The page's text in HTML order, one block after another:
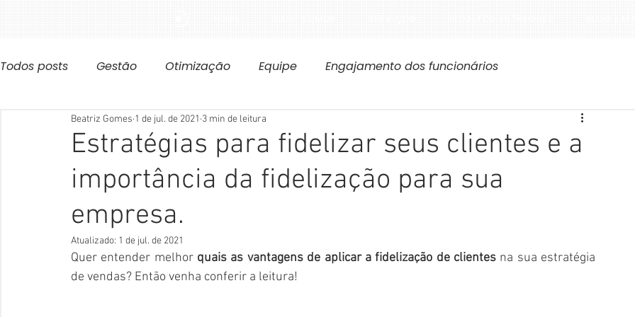
Todos posts Gestão Otimização Equipe Engajamento dos funcionários
Estratégias para fidelizar seus clientes e a
importância da fidelização para sua
empresa.
Beatriz Gomes 1 de jul. de 2021 3 min de leitura
Atualizado: 1 de jul. de 2021
Quer entender melhor quais as vantagens de aplicar a fidelização de clientes na sua estratégia
de vendas? Então venha conferir a leitura!